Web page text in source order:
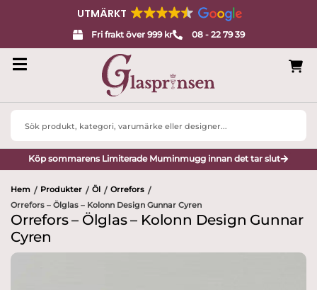
UTMÄRKT
Fri frakt över 999 kr 08 - 22 79 39
Search
Köp sommarens Limiterade Muminmugg innan det tar slut
Hem / Produkter / Öl / Orrefors /
Orrefors – Ölglas – Kolonn Design Gunnar Cyren
Orrefors – Ölglas – Kolonn Design Gunnar
Cyren